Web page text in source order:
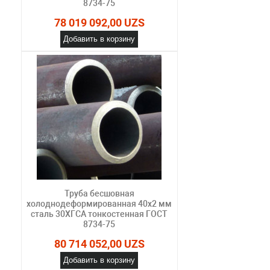
8734-75
78 019 092,00 UZS
Добавить в корзину
Труба бесшовная
холоднодеформированная 40х2 мм
сталь 30ХГСА тонкостенная ГОСТ
8734-75
80 714 052,00 UZS
Добавить в корзину